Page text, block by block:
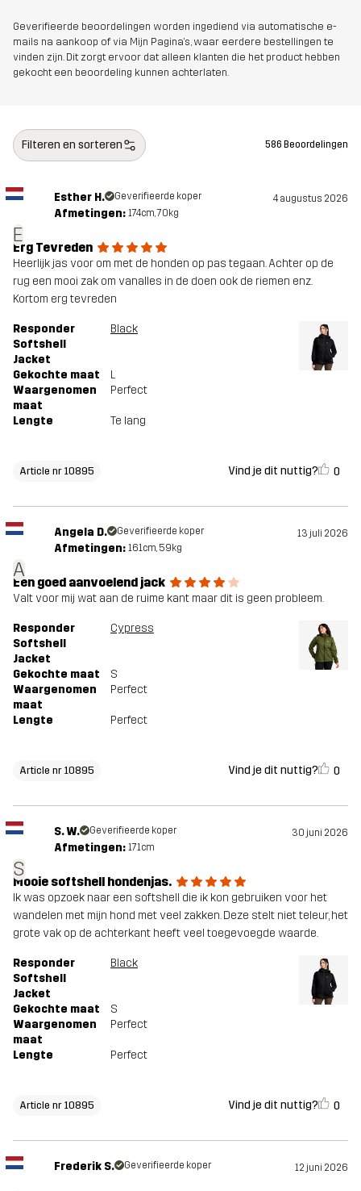
Geverifieerde beoordelingen worden ingediend via automatische e-
mails na aankoop of via Mijn Pagina's, waar eerdere bestellingen te
vinden zijn. Dit zorgt ervoor dat alleen klanten die het product hebben
gekocht een beoordeling kunnen achterlaten.
Filteren en sorteren 586 Beoordelingen
E
Esther H. Geverifieerde koper 4 augustus 2026
Afmetingen: 174cm, 70kg
Erg Tevreden
Heerlijk jas voor om met de honden op pas tegaan. Achter op de
rug een mooi zak om vanalles in de doen ook de riemen enz.
Kortom erg tevreden
Responder
Softshell
Jacket
Black
Gekochte maat
L
Waargenomen
maat
Perfect
Lengte Te lang
Article nr 10895 Vind je dit nuttig? 0
A
Angela D. Geverifieerde koper 13 juli 2026
Afmetingen: 161cm, 59kg
Een goed aanvoelend jack
Valt voor mij wat aan de ruime kant maar dit is geen probleem.
Responder
Softshell
Jacket
Cypress
Gekochte maat
S
Waargenomen
maat
Perfect
Lengte Perfect
Article nr 10895 Vind je dit nuttig? 0
S
S. W. Geverifieerde koper 30 juni 2026
Afmetingen: 171cm
Mooie softshell hondenjas.
Ik was opzoek naar een softshell die ik kon gebruiken voor het
wandelen met mijn hond met veel zakken. Deze stelt niet teleur, het
grote vak op de achterkant heeft veel toegevoegde waarde.
Responder
Softshell
Jacket
Black
Gekochte maat
S
Waargenomen
maat
Perfect
Lengte Perfect
Article nr 10895 Vind je dit nuttig? 0
Frederik S. Geverifieerde koper 12 juni 2026